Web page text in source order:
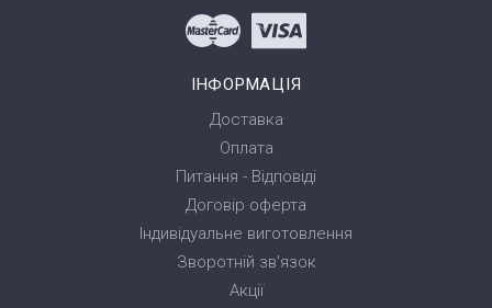
ІНФОРМАЦІЯ
Доставка
Оплата
Питання - Відповіді
Договір оферта
Індивідуальне виготовлення
Зворотній зв'язок
Акції